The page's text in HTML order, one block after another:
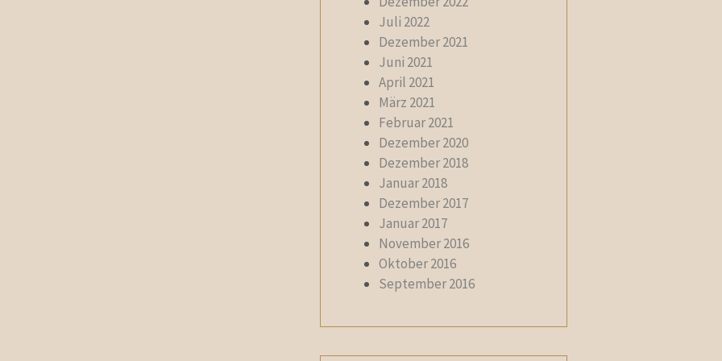
Juli 2022
Dezember 2021
Juni 2021
April 2021
März 2021
Februar 2021
Dezember 2020
Dezember 2018
Januar 2018
Dezember 2017
Januar 2017
November 2016
Oktober 2016
September 2016